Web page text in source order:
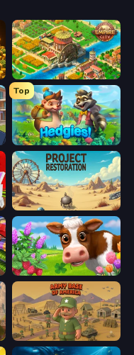
Empire City
Top
Hedgies
Project Restoration
Country Life Meadows
Army Base Of America